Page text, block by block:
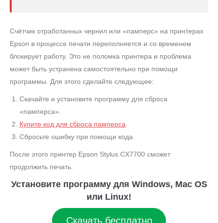
Счётчик отработанных чернил или «памперс» на принтерах
Epson в процессе печати переполняется и со временем
блокирует работу. Это не поломка принтера и проблема
может быть устранена самостоятельно при помощи
программы. Для этого сделайте следующее:
Скачайте и установите программу для сброса
«памперса».
Купите код для сброса памперса
Сбросьте ошибку при помощи кода.
После этого принтер Epson Stylus CX7700 сможет
продолжить печать.
Установите программу для Windows, Mac OS
или Linux!
Скачать бесплатно